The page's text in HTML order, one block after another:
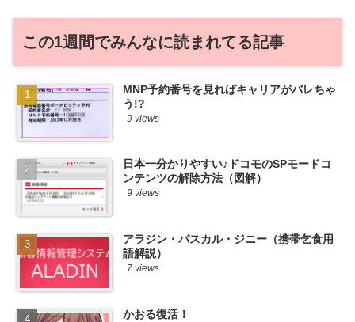
この1週間でみんなに読まれてる記事
MNP予約番号を見ればキャリアがバレちゃ
う!?
9 views
日本一分かりやすい♪ドコモのSPモードコ
ンテンツの解除方法（図解）
9 views
アラジン・パスカル・ジニー（携帯乞食用
語解説）
7 views
かおる復活！